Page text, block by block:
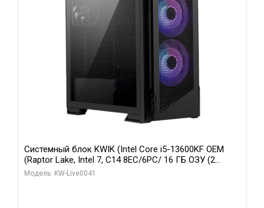
Системный блок KWIK (Intel Core i5-13600KF OEM
(Raptor Lake, Intel 7, C14 8EC/6PC/ 16 ГБ ОЗУ (2
модуля)/ Palit RTX5080 GAMINGPRO OC 16GB GDDR7
Модель: KW-Live0041